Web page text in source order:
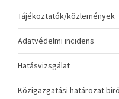
Tájékoztatók/közlemények
Adatvédelmi incidens
Hatásvizsgálat
Közigazgatási határozat